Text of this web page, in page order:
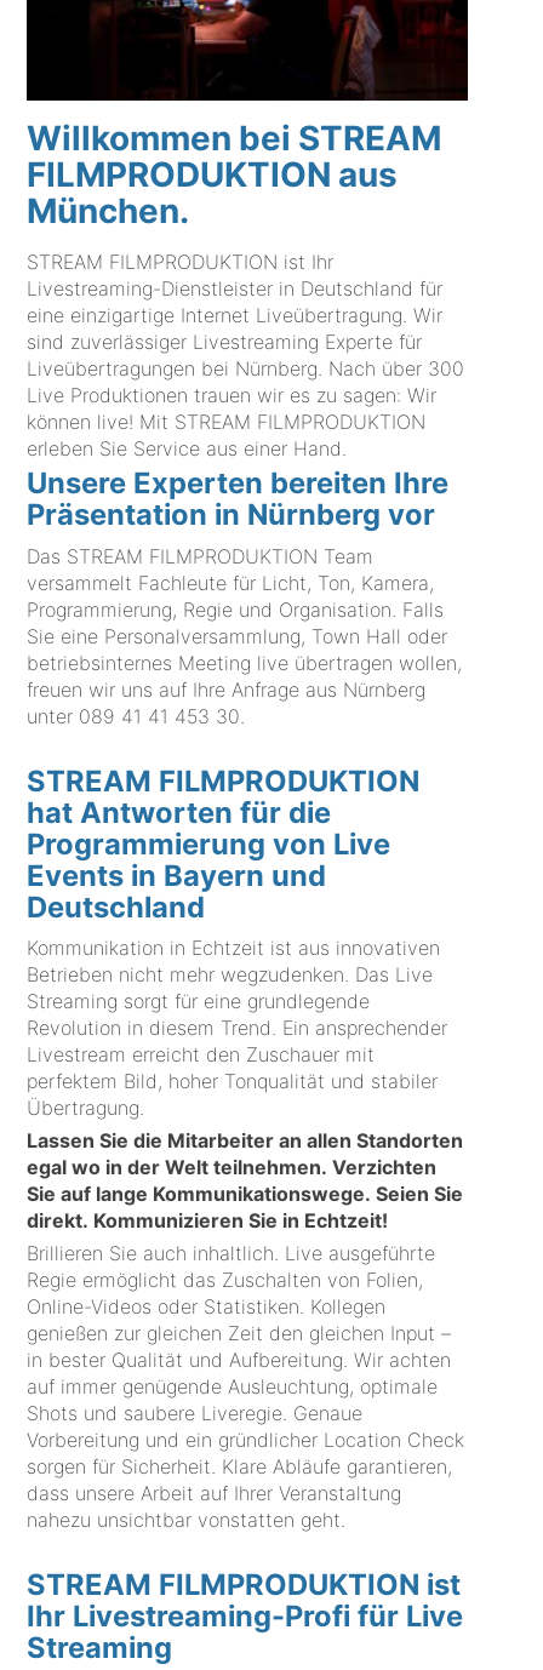
Willkommen bei STREAM
FILMPRODUKTION aus
München.
STREAM FILMPRODUKTION ist Ihr
Livestreaming-Dienstleister in Deutschland für
eine einzigartige Internet Liveübertragung. Wir
sind zuverlässiger Livestreaming Experte für
Liveübertragungen bei Nürnberg. Nach über 300
Live Produktionen trauen wir es zu sagen: Wir
können live! Mit STREAM FILMPRODUKTION
erleben Sie Service aus einer Hand.
Unsere Experten bereiten Ihre
Präsentation in Nürnberg vor
Das STREAM FILMPRODUKTION Team
versammelt Fachleute für Licht, Ton, Kamera,
Programmierung, Regie und Organisation. Falls
Sie eine Personalversammlung, Town Hall oder
betriebsinternes Meeting live übertragen wollen,
freuen wir uns auf Ihre Anfrage aus Nürnberg
unter 089 41 41 453 30
STREAM FILMPRODUKTION
hat Antworten für die
Programmierung von Live
Events in Bayern und
Deutschland
Kommunikation in Echtzeit ist aus innovativen
Betrieben nicht mehr wegzudenken. Das Live
Streaming sorgt für eine grundlegende
Revolution in diesem Trend. Ein ansprechender
Livestream erreicht den Zuschauer mit
perfektem Bild, hoher Tonqualität und stabiler
Übertragung.
Lassen Sie die Mitarbeiter an allen Standorten
egal wo in der Welt teilnehmen. Verzichten
Sie auf lange Kommunikationswege. Seien Sie
direkt. Kommunizieren Sie in Echtzeit!
Brillieren Sie auch inhaltlich. Live ausgeführte
Regie ermöglicht das Zuschalten von Folien,
Online-Videos oder Statistiken. Kollegen
genießen zur gleichen Zeit den gleichen Input –
in bester Qualität und Aufbereitung. Wir achten
auf immer genügende Ausleuchtung, optimale
Shots und saubere Liveregie. Genaue
Vorbereitung und ein gründlicher Location Check
sorgen für Sicherheit. Klare Abläufe garantieren,
dass unsere Arbeit auf Ihrer Veranstaltung
nahezu unsichtbar vonstatten geht.
STREAM FILMPRODUKTION ist
Ihr Livestreaming-Profi für Live
Streaming